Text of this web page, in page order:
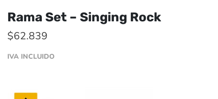
Rama Set – Singing Rock
$62.839
IVA INCLUIDO